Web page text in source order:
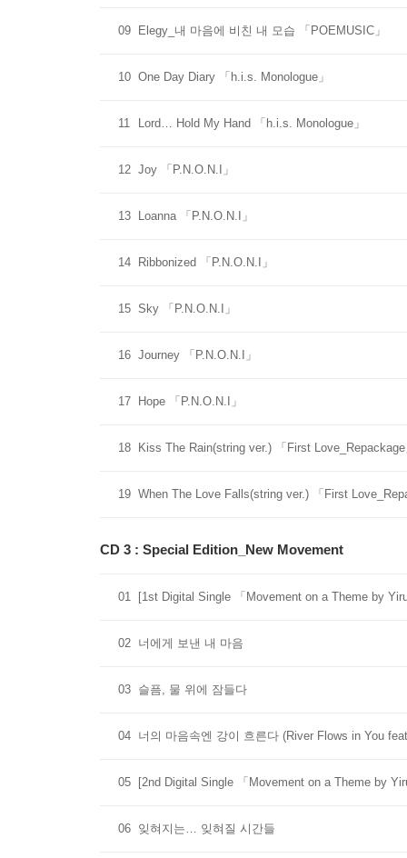
09 Elegy_내 마음에 비친 내 모습 「POEMUSIC」
10 One Day Diary 「h.i.s. Monologue」
11 Lord… Hold My Hand 「h.i.s. Monologue」
12 Joy 「P.N.O.N.I」
13 Loanna 「P.N.O.N.I」
14 Ribbonized 「P.N.O.N.I」
15 Sky 「P.N.O.N.I」
16 Journey 「P.N.O.N.I」
17 Hope 「P.N.O.N.I」
18 Kiss The Rain(string ver.) 「First
19 When The Love Falls(string ver.) 「First
CD 3 : Special Edition_New Movement
01 [1st Digital Single 「Movement on a Theme by
02 너에게 보낸 내 마음
03 슬픔, 물 위에 잠들다
04 너의 마음속엔 강이 흐른다 (River Flows in You
05 [2nd Digital Single 「Movement on a Theme by
06 잊혀지는… 잊혀질 시간들